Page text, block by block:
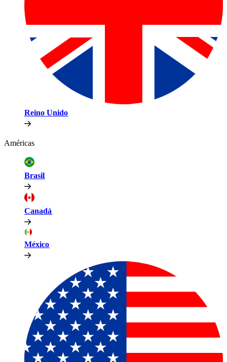
Reino Unido​​
Américas​​
Brasil​​
Canadá​​
México​​